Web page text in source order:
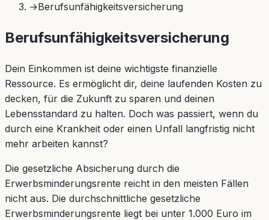
→Berufsunfähigkeitsversicherung
Berufsunfähigkeitsversicherung
Dein Einkommen ist deine wichtigste finanzielle
Ressource. Es ermöglicht dir, deine laufenden Kosten zu
decken, für die Zukunft zu sparen und deinen
Lebensstandard zu halten. Doch was passiert, wenn du
durch eine Krankheit oder einen Unfall langfristig nicht
mehr arbeiten kannst?
Die gesetzliche Absicherung durch die
Erwerbsminderungsrente reicht in den meisten Fällen
nicht aus. Die durchschnittliche gesetzliche
Erwerbsminderungsrente liegt bei unter 1.000 Euro im